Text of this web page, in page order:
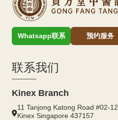
Whatsapp联系 预约服务
联系我们
Kinex Branch
11 Tanjong Katong Road #02-12
Kinex Singapore 437157